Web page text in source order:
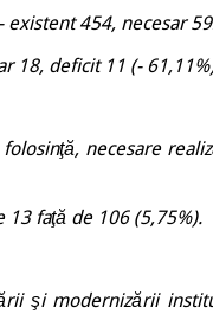
454, necesar
18, deficit 11 (-
necesare
faţă de 106 (5,75%).
şi modernizării